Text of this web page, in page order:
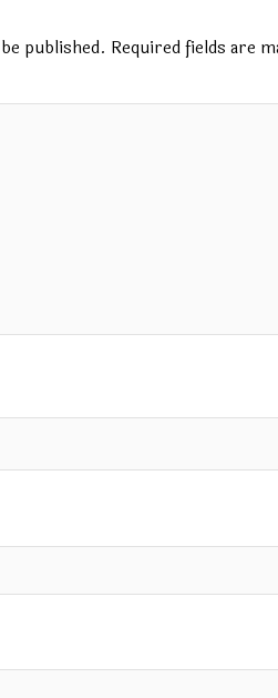
mpublished. Required fields are